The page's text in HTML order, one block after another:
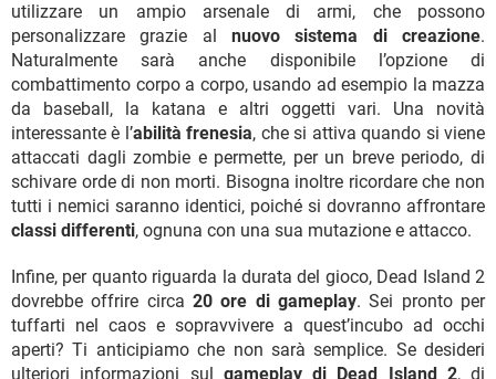
utilizzare un ampio arsenale di armi, che possono
personalizzare grazie al nuovo sistema di creazione.
Naturalmente sarà anche disponibile l’opzione di
combattimento corpo a corpo, usando ad esempio la mazza
da baseball, la katana e altri oggetti vari. Una novità
interessante è l’abilità frenesia, che si attiva quando si viene
attaccati dagli zombie e permette, per un breve periodo, di
schivare orde di non morti. Bisogna inoltre ricordare che non
tutti i nemici saranno identici, poiché si dovranno affrontare
classi differenti, ognuna con una sua mutazione e attacco.
Infine, per quanto riguarda la durata del gioco, Dead Island 2
dovrebbe offrire circa 20 ore di gameplay. Sei pronto per
tuffarti nel caos e sopravvivere a quest’incubo ad occhi
aperti? Ti anticipiamo che non sarà semplice. Se desideri
ulteriori informazioni sul gameplay di Dead Island 2, di